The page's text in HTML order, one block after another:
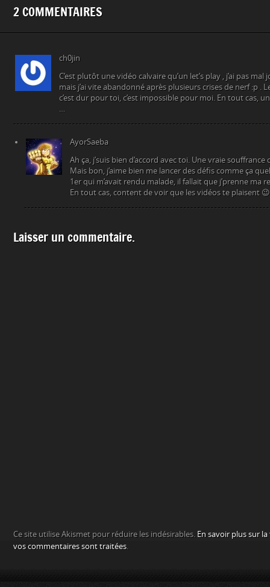
2 COMMENTAIRES
ch0jin
C’est plutôt une vidéo calvaire qu’un let’s play , j’ai pas mal
mais j’ai vite abandonné après plusieurs crises de nerf :p .
c’est dur pour toi, c’est impossible pour moi. En tout cas,
…
AyorSaeba
Ah ça, j’suis bien d’accord avec toi. Une vraie souffrance
Mais bon, j’aime bien me lancer des défis comme ça
1er qui m’avait rendu malade, il fallait que j’prenne ma
En tout cas, content de voir que les vidéos te plaisent 😉
Laisser un commentaire.
Ce site utilise Akismet pour réduire les indésirables. En savoir plus sur
vos commentaires sont traitées.